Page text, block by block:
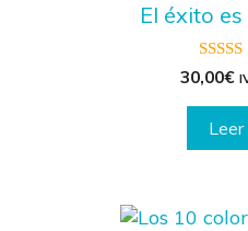
El éxito
30,00€
Leer